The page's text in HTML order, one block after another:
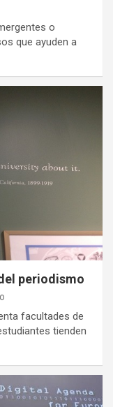
o
que ayuden a
periodismo
facultades de
tienden